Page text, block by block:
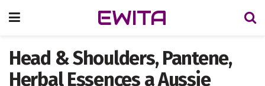
EWITA
Head & Shoulders, Pantene,
Herbal Essences a Aussie